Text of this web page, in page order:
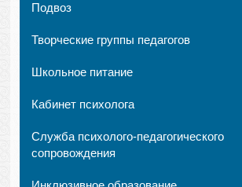
Подвоз
Творческие группы педагогов
Школьное питание
Кабинет психолога
Служба психолого-педагогического
сопровождения